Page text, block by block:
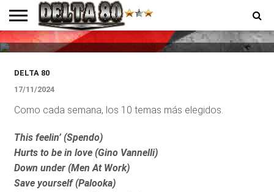
ENTREVISTAS
PREMIOS
PRODUCCIONES
PROGRAMACION
CONTACTO
HOMEPAGE
DESTACADOS
Los elegidos de la semana
DELTA 80
17/11/2024
Como cada semana, los 10 temas más elegidos.
This feelin’ (Spendo)
Hurts to be in love (Gino Vannelli)
Down under (Men At Work)
Save yourself (Palooka)